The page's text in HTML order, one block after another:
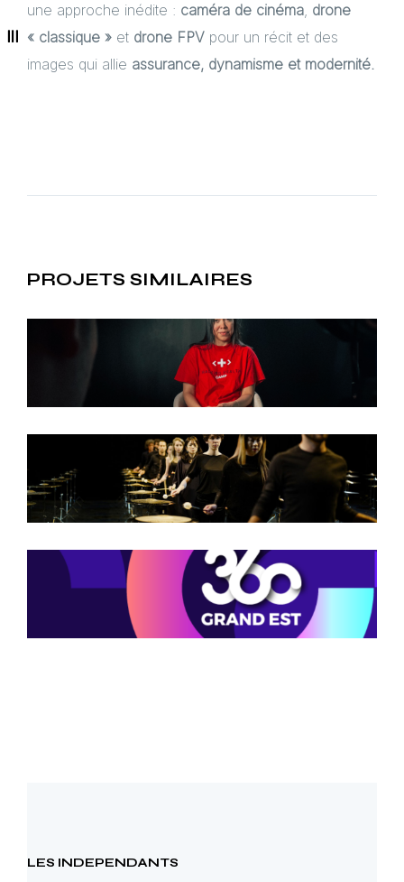
une approche inédite : caméra de cinéma, drone
« classique » et drone FPV pour un récit et des
images qui allie assurance, dynamisme et modernité.
PROJETS SIMILAIRES
LES INDEPENDANTS